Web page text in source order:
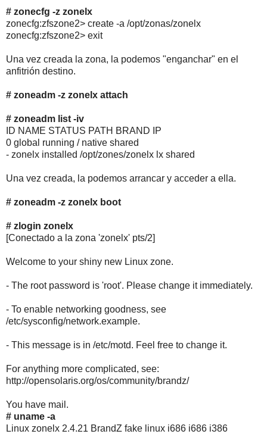
# zonecfg -z zonelx
zonecfg:zfszone2> create -a /opt/zonas/zonelx
zonecfg:zfszone2> exit
Una vez creada la zona, la podemos "enganchar" en el
anfitrión destino.
# zoneadm -z zonelx attach
# zoneadm list -iv
ID NAME STATUS PATH BRAND IP
0 global running / native shared
- zonelx installed /opt/zones/zonelx lx shared
Una vez creada, la podemos arrancar y acceder a ella.
# zoneadm -z zonelx boot
# zlogin zonelx
[Conectado a la zona 'zonelx' pts/2]
Welcome to your shiny new Linux zone.
- The root password is 'root'. Please change it immediately.
- To enable networking goodness, see
/etc/sysconfig/network.example.
- This message is in /etc/motd. Feel free to change it.
For anything more complicated, see:
http://opensolaris.org/os/community/brandz/
You have mail.
# uname -a
Linux zonelx 2.4.21 BrandZ fake linux i686 i686 i386